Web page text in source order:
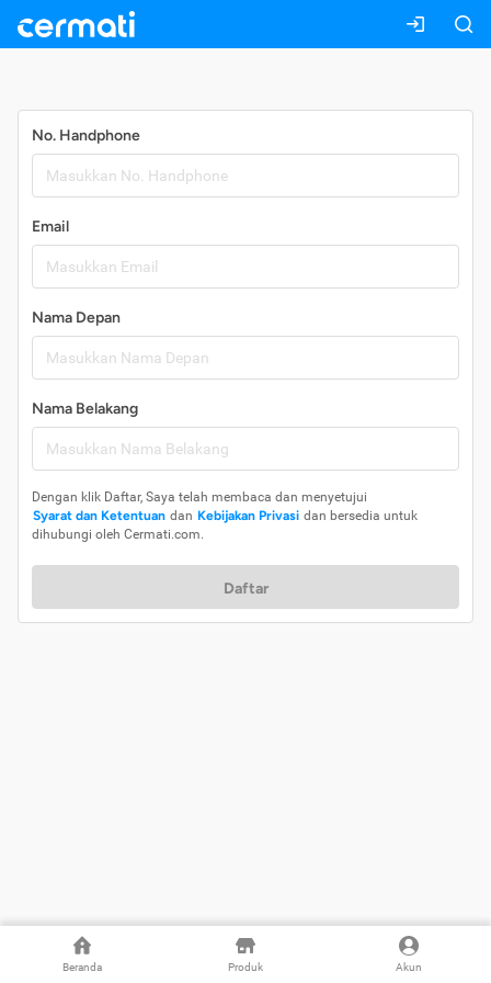
Beranda Produk Akun
No. Handphone
Email
Nama Depan
Nama Belakang
Dengan klik Daftar, Saya telah membaca dan menyetujui
Syarat dan Ketentuan dan Kebijakan Privasi dan bersedia untuk
dihubungi oleh Cermati.com.
Daftar